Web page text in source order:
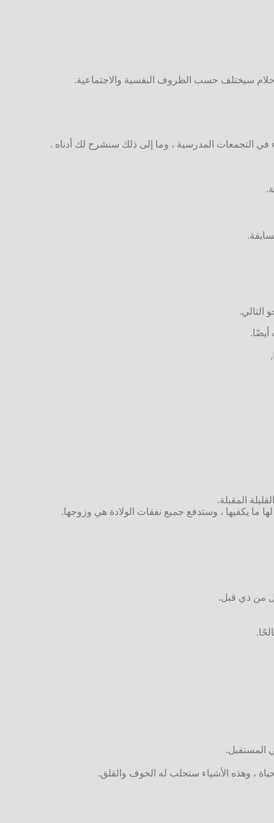
سيختلف حسب الظروف النفسية والاجتماعية.
في التجمعات المدرسية ، وما إلى ذلك سنشرح لك أدناه .
التالي.
أيضًا.
المقبلة.
ما يكفيها ، وستدفع جميع نفقات الولادة هي وزوجها.
من ذي قبل.
المستقبل.
، وهذه الأشياء ستجلب له الخوف والقلق.